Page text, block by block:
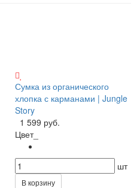
Сумка из органического
хлопка с карманами | Jungle
Story
1 599 руб.
Цвет_
шт
В корзину